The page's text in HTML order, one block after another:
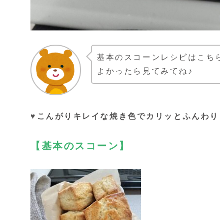
基本のスコーンレシピはこち
よかったら見てみてね♪
♥こんがりキレイな焼き色でカリッとふんわり
【基本のスコーン】